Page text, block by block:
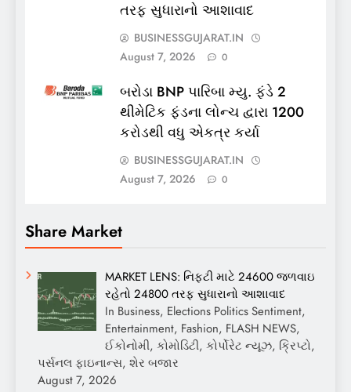
તરફ સુધારાનો આશાવાદ
BUSINESSGUJARAT.IN
August 7, 2026
0
બરોડા BNP પારિબા મ્યુ. ફંડે 2
થીમેટિક ફંડના લોન્ચ દ્વારા 1200
કરોડથી વધુ એકત્ર કર્યા
BUSINESSGUJARAT.IN
August 7, 2026
0
Share Market
MARKET LENS: નિફ્ટી માટે 24600 જળવાઇ
રહેતો 24800 તરફ સુધારાનો આશાવાદ
In Business, Elections Politics Sentiment,
Entertainment, Fashion, FLASH NEWS,
ઈકોનોમી, કોમોડિટી, કોર્પોરેટ ન્યૂઝ, ક્રિપ્ટો,
પર્સનલ ફાઇનાન્સ, શેર બજાર
August 7, 2026